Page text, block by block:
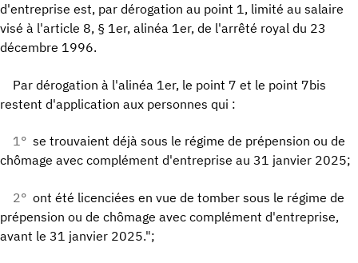
d'entreprise est, par dérogation au point 1, limité au salaire
visé à l'article 8, § 1er, alinéa 1er, de l'arrêté royal du 23
décembre 1996.
Par dérogation à l'alinéa 1er, le point 7 et le point 7bis
restent d'application aux personnes qui :
1° se trouvaient déjà sous le régime de prépension ou de
chômage avec complément d'entreprise au 31 janvier 2025;
2° ont été licenciées en vue de tomber sous le régime de
prépension ou de chômage avec complément d'entreprise,
avant le 31 janvier 2025.";